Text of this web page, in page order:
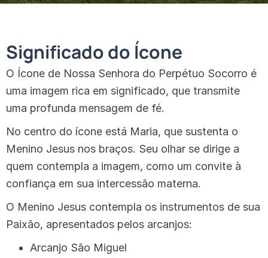
Significado do Ícone
O Ícone de Nossa Senhora do Perpétuo Socorro é
uma imagem rica em significado, que transmite
uma profunda mensagem de fé.
No centro do ícone está Maria, que sustenta o
Menino Jesus nos braços. Seu olhar se dirige a
quem contempla a imagem, como um convite à
confiança em sua intercessão materna.
O Menino Jesus contempla os instrumentos de sua
Paixão, apresentados pelos arcanjos:
Arcanjo São Miguel